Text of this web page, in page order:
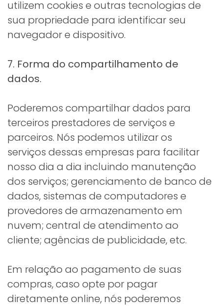
utilizem cookies e outras tecnologias de
sua propriedade para identificar seu
navegador e dispositivo.
7. Forma do compartilhamento de
dados.
Poderemos compartilhar dados para
terceiros prestadores de serviços e
parceiros. Nós podemos utilizar os
serviços dessas empresas para facilitar
nosso dia a dia incluindo manutenção
dos serviços; gerenciamento de banco de
dados, sistemas de computadores e
provedores de armazenamento em
nuvem; central de atendimento ao
cliente; agências de publicidade, etc.
Em relação ao pagamento de suas
compras, caso opte por pagar
diretamente online, nós poderemos